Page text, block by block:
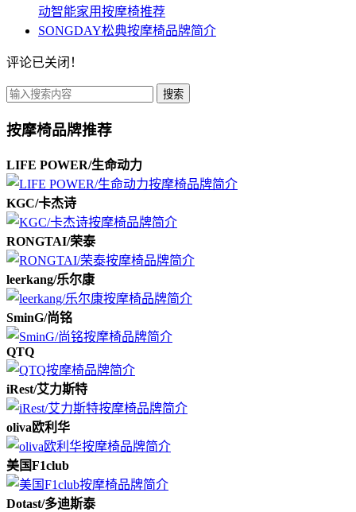
动智能家用按摩椅推荐
SONGDAY松典按摩椅品牌简介
评论已关闭！
搜索
按摩椅品牌推荐
LIFE POWER/生命动力
KGC/卡杰诗
RONGTAI/荣泰
leerkang/乐尔康
SminG/尚铭
QTQ
iRest/艾力斯特
oliva欧利华
美国F1club
Dotast/多迪斯泰